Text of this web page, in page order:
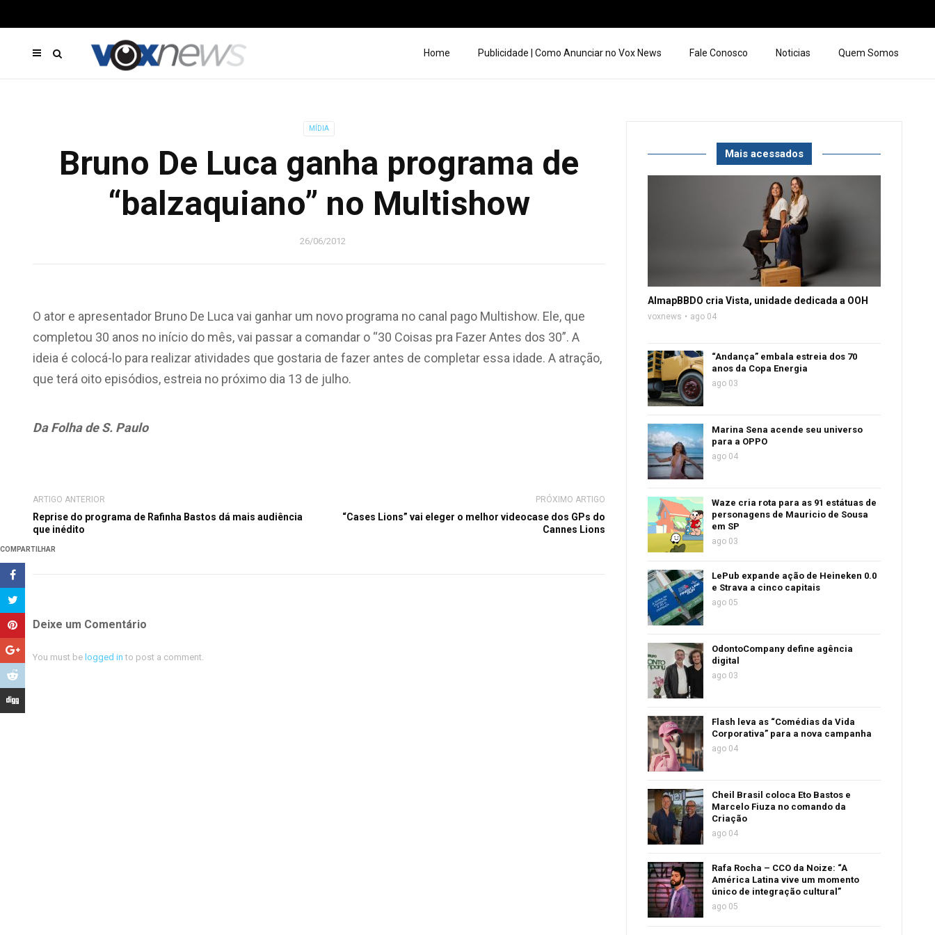
Home Publicidade | Como Anunciar no Vox News Fale Conosco Noticias Quem Somos
MÍDIA
Bruno De Luca ganha programa de
“balzaquiano” no Multishow
26/06/2012
COMPARTILHAR
O ator e apresentador Bruno De Luca vai ganhar um novo programa no canal pago Multishow. Ele, que
completou 30 anos no início do mês, vai passar a comandar o “30 Coisas pra Fazer Antes dos 30”. A
ideia é colocá-lo para realizar atividades que gostaria de fazer antes de completar essa idade. A atração,
que terá oito episódios, estreia no próximo dia 13 de julho.
Da Folha de S. Paulo
ARTIGO ANTERIOR
Reprise do programa de Rafinha Bastos dá mais audiência
que inédito
PRÓXIMO ARTIGO
“Cases Lions” vai eleger o melhor videocase dos GPs do
Cannes Lions
Deixe um Comentário
You must be logged in to post a comment.
Mais acessados
AlmapBBDO cria Vista, unidade dedicada a OOH
voxnews ago 04
“Andança” embala estreia dos 70
anos da Copa Energia
ago 03
Marina Sena acende seu universo
para a OPPO
ago 04
Waze cria rota para as 91 estátuas de
personagens de Mauricio de Sousa
em SP
ago 03
LePub expande ação de Heineken 0.0
e Strava a cinco capitais
ago 05
OdontoCompany define agência
digital
ago 03
Flash leva as “Comédias da Vida
Corporativa” para a nova campanha
ago 04
Cheil Brasil coloca Eto Bastos e
Marcelo Fiuza no comando da
Criação
ago 04
Rafa Rocha – CCO da Noize: “A
América Latina vive um momento
único de integração cultural”
ago 05